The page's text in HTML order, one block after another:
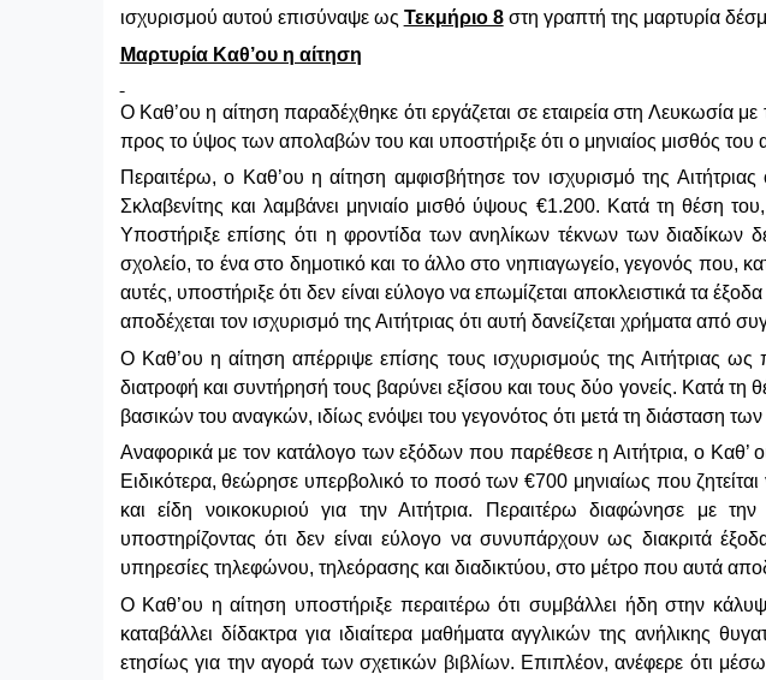
ισχυρισμού αυτού επισύναψε ως Τεκμήριο 8στη γραπτή της μαρτυρία
Μαρτυρία Καθ’ου η αίτηση
Ο Καθ’ου η αίτηση παραδέχθηκε ότι εργάζεται σε εταιρεία στη Λευκωσία
προς το ύψος των απολαβών του και υποστήριξε ότι ο μηνιαίος μισθός
Περαιτέρω, ο Καθ’ου η αίτηση αμφισβήτησε τον ισχυρισμό της Αιτήτριας
Σκλαβενίτης και λαμβάνει μηνιαίο μισθό ύψους €1.200. Κατά τη θέση του,
Υποστήριξε επίσης ότι η φροντίδα των ανηλίκων τέκνων των διαδίκων
σχολείο, το ένα στο δημοτικό και το άλλο στο νηπιαγωγείο, γεγονός που,
αυτές, υποστήριξε ότι δεν είναι εύλογο να επωμίζεται αποκλειστικά τα
αποδέχεται τον ισχυρισμό της Αιτήτριας ότι αυτή δανείζεται χρήματα
Ο Καθ’ου η αίτηση απέρριψε επίσης τους ισχυρισμούς της Αιτήτριας
διατροφή και συντήρησή τους βαρύνει εξίσου και τους δύο γονείς. Κατά
βασικών του αναγκών, ιδίως ενόψει του γεγονότος ότι μετά τη διάσταση
Αναφορικά με τον κατάλογο των εξόδων που παρέθεσε η Αιτήτρια, ο Καθ’
Ειδικότερα, θεώρησε υπερβολικό το ποσό των €700 μηνιαίως που
και είδη νοικοκυριού για την Αιτήτρια. Περαιτέρω διαφώνησε με
υποστηρίζοντας ότι δεν είναι εύλογο να συνυπάρχουν ως διακριτά
υπηρεσίες τηλεφώνου, τηλεόρασης και διαδικτύου, στο μέτρο που αυτά
Ο Καθ’ου η αίτηση υποστήριξε περαιτέρω ότι συμβάλλει ήδη στην
καταβάλλει δίδακτρα για ιδιαίτερα μαθήματα αγγλικών της ανήλικης
ετησίως για την αγορά των σχετικών βιβλίων. Επιπλέον, ανέφερε ότι